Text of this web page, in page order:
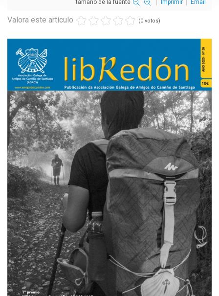
tamaño de la fuente Imprimir Email
Valora este artículo (0 votos)